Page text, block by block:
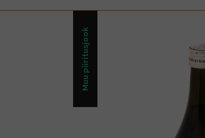
Muu piiritusjook